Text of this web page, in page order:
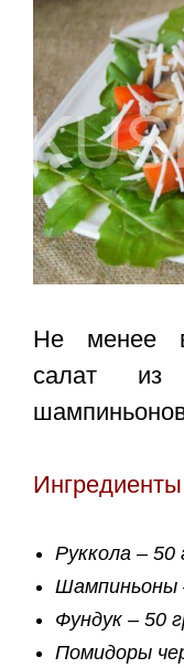
Не менее
салат
Руккола – 50
Шампиньоны
Фундук – 50
Помидоры